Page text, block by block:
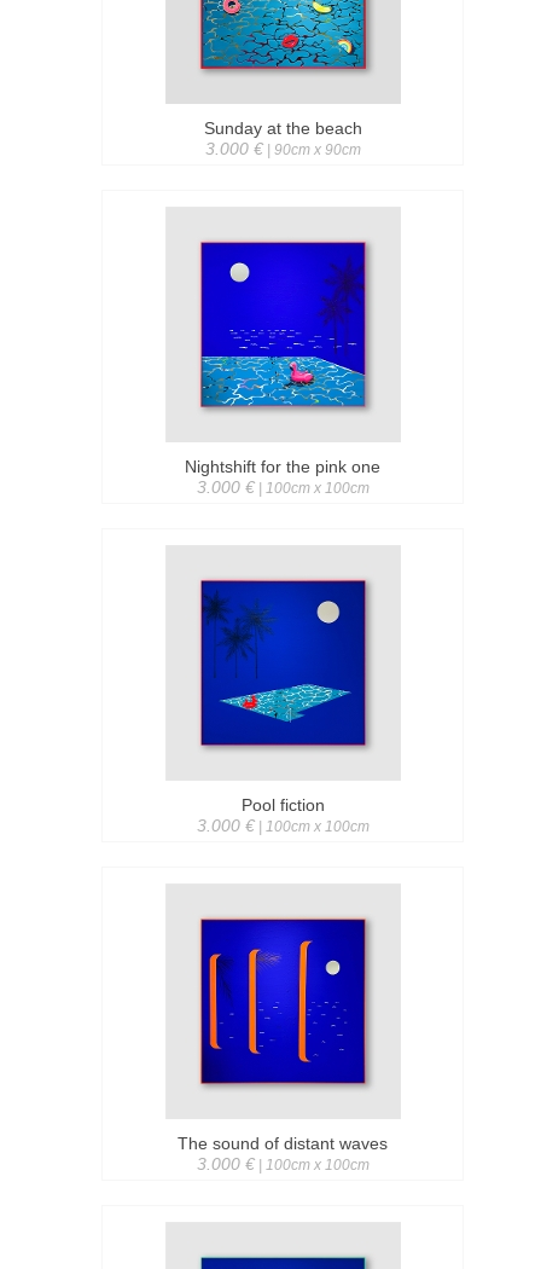
Sunday at the beach
3.000 €| 90cm x 90cm
Nightshift for the pink one
3.000 €| 100cm x 100cm
Pool fiction
3.000 €| 100cm x 100cm
The sound of distant waves
3.000 €| 100cm x 100cm